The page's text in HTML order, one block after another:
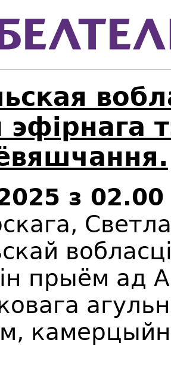
з
iн прыём ад